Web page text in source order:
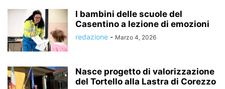
I bambini delle scuole del
Casentino a lezione di emozioni
redazione - Marzo 4, 2026
Nasce progetto di valorizzazione
del Tortello alla Lastra di Corezzo